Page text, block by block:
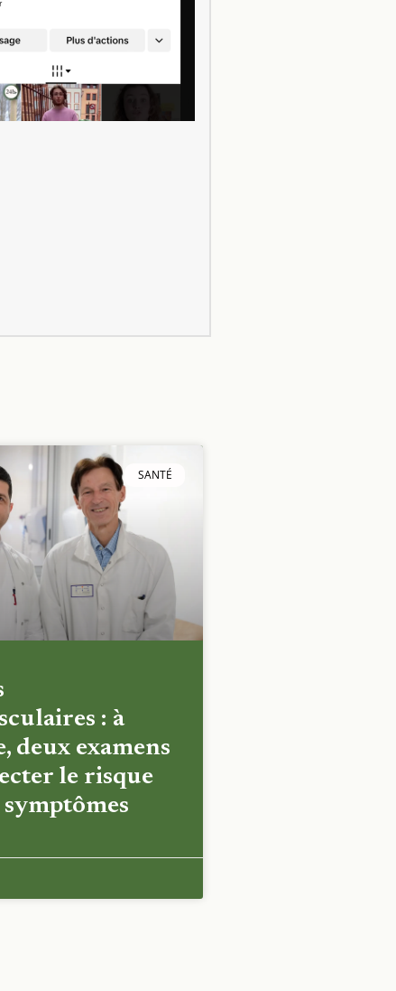
SANTÉ
: à
deux examens
le risque
symptômes